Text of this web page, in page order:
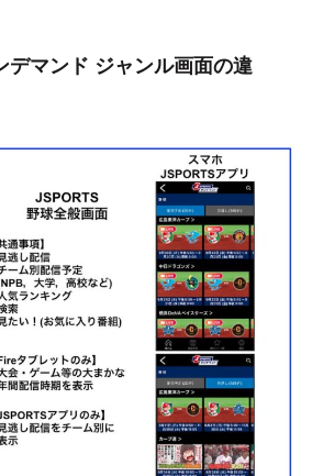
デマンド ジャンル画面の違